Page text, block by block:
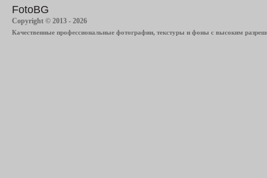
FotoBG
Copyright © 2013 - 2026
Качественные профессиональные фотографии, текстуры и фоны с высоким